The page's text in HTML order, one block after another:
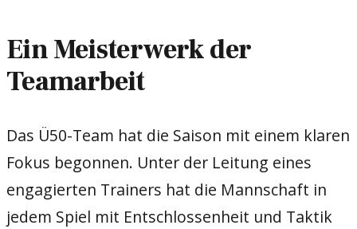
Ein Meisterwerk der
Teamarbeit
Das Ü50-Team hat die Saison mit einem klaren
Fokus begonnen. Unter der Leitung eines
engagierten Trainers hat die Mannschaft in
jedem Spiel mit Entschlossenheit und Taktik